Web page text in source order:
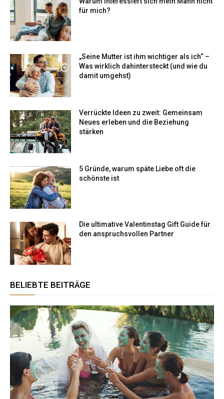
für mich?
„Seine Mutter ist ihm wichtiger als ich“ –
Was wirklich dahintersteckt (und wie du
damit umgehst)
Verrückte Ideen zu zweit: Gemeinsam
Neues erleben und die Beziehung
stärken
5 Gründe, warum späte Liebe oft die
schönste ist
Die ultimative Valentinstag Gift Guide für
den anspruchsvollen Partner
BELIEBTE BEITRÄGE